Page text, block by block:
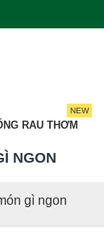
RAU THƠM
NEW
gì ngon
NGON